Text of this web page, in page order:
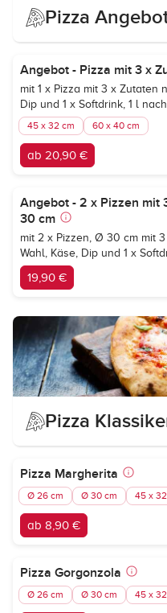
Pizza
Angebot - Pizza mit 3 x
mit 1 x Pizza mit 3 x Zutaten
Dip und 1 x Softdrink, 1 l
45 x 32 cm 60 x 40 cm
ab 20,90 €
Angebot - 2 x Pizzen mit
30 cm
mit 2 x Pizzen, Ø 30 cm mit
Wahl, Käse, Dip und 1 x
19,90 €
Pizza
Pizza Margherita
Ø 26 cm Ø 30 cm 45 x
ab 8,90 €
Pizza Gorgonzola
Ø 26 cm Ø 30 cm 45 x